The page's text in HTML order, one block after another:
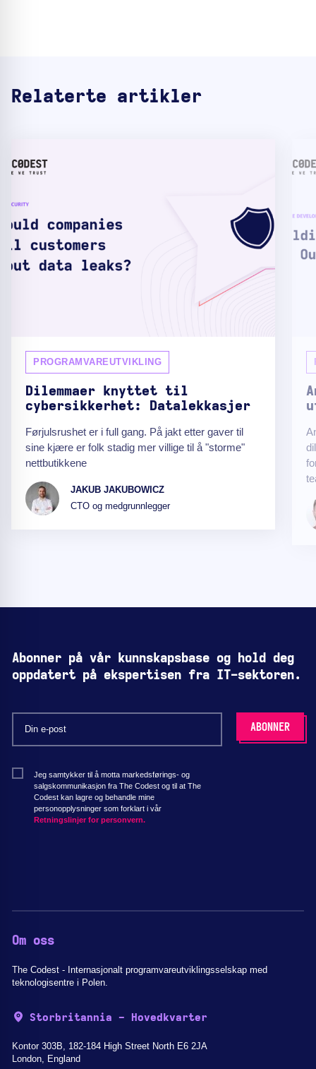
Relaterte artikler
PROGRAMVAREUTVIKLING
Dilemmaer knyttet til
cybersikkerhet: Datalekkasjer
Førjulsrushet er i full gang. På jakt etter gaver til
sine kjære er folk stadig mer villige til å "storme"
nettbutikkene
JAKUB JAKUBOWICZ
CTO og medgrunnlegger
Abonner på vår kunnskapsbase og hold deg
oppdatert på ekspertisen fra IT-sektoren.
Jeg samtykker til å motta markedsførings- og
salgskommunikasjon fra The Codest og til at The
Codest kan lagre og behandle mine
personopplysninger som forklart i vår
Retningslinjer for personvern.
Om oss
The Codest - Internasjonalt programvareutviklingsselskap med
teknologisentre i Polen.
Storbritannia - Hovedkvarter
Kontor 303B, 182-184 High Street North E6 2JA
London, England